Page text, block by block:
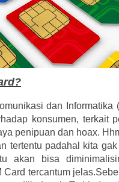
dan
konsumen, terkait
penipuan dan hoax.
tertentu padahal kita
akan bisa
Card tercantum jelas.